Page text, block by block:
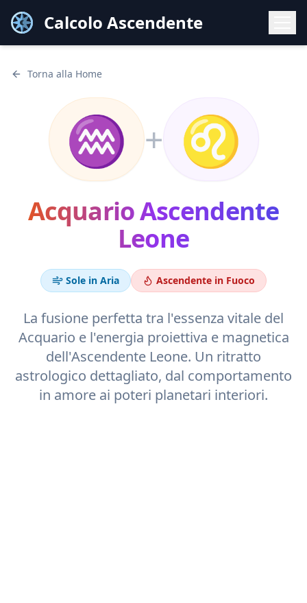
Calcolo Ascendente
Torna alla Home
♒ + ♌
AcquarioAscendente
Leone
Sole in Aria Ascendente in Fuoco
La fusione perfetta tra l'essenza vitale del
Acquario e l'energia proiettiva e magnetica
dell'Ascendente Leone. Un ritratto
astrologico dettagliato, dal comportamento
in amore ai poteri planetari interiori.